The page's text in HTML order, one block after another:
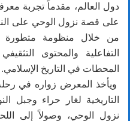
دول العالم، مقدماً تجربة
على قصة نزول الوحي على
من خلال منظومة متطورة
التفاعلية والمحتوى
المحطات في التاريخ الإسلامي.
ويأخذ المعرض زواره في رحلة
التاريخية لغار حراء وجبل
نزول الوحي، وصولاً إلى